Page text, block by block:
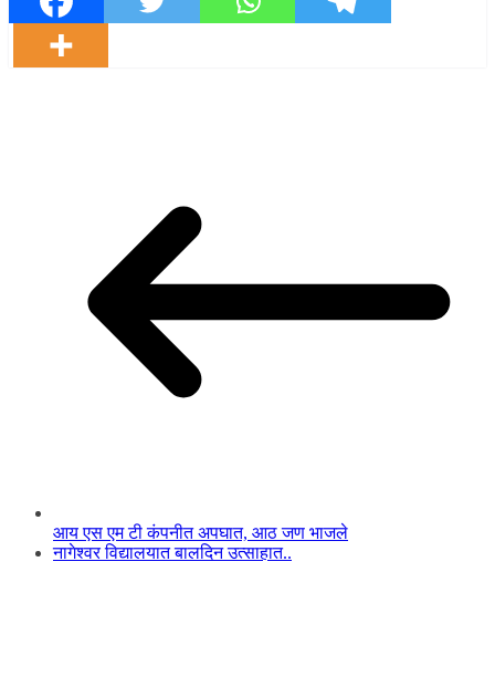
आय एस एम टी कंपनीत अपघात, आठ जण भाजले
नागेश्वर विद्यालयात बालदिन उत्साहात..